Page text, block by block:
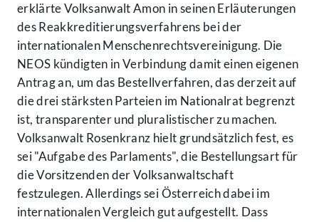
erklärte Volksanwalt Amon in seinen Erläuterungen
des Reakkreditierungsverfahrens bei der
internationalen Menschenrechtsvereinigung. Die
NEOS kündigten in Verbindung damit einen eigenen
Antrag an, um das Bestellverfahren, das derzeit auf
die drei stärksten Parteien im Nationalrat begrenzt
ist, transparenter und pluralistischer zu machen.
Volksanwalt Rosenkranz hielt grundsätzlich fest, es
sei "Aufgabe des Parlaments", die Bestellungsart für
die Vorsitzenden der Volksanwaltschaft
festzulegen. Allerdings sei Österreich dabei im
internationalen Vergleich gut aufgestellt. Dass